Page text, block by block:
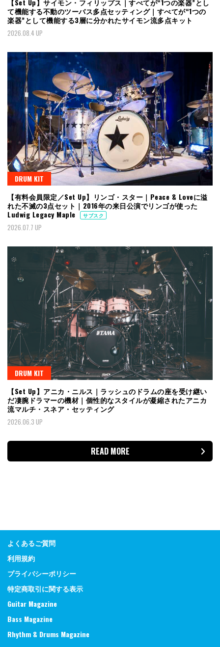
【Set Up】サイモン・フィリップス｜すべてが“1つの楽器”とし
て機能する不動のツーバス多点セッティング｜すべてが“1つの
楽器”として機能する3層に分かれたサイモン流多点キット
2026.08.4 UP
DRUM KIT
【有料会員限定／Set Up】リンゴ・スター｜Peace & Loveに溢
れた不滅の3点セット｜2016年の来日公演でリンゴが使った
Ludwig Legacy Maple
サブスク
2026.07.7 UP
DRUM KIT
【Set Up】アニカ・ニルス｜ラッシュのドラムの座を受け継い
だ凄腕ドラマーの機材｜個性的なスタイルが凝縮されたアニカ
流マルチ・スネア・セッティング
2026.06.3 UP
READ MORE
よくあるご質問
利用規約
プライバシーポリシー
特定商取引に関する表示
Guitar Magazine
Bass Magazine
Rhythm & Drums Magazine